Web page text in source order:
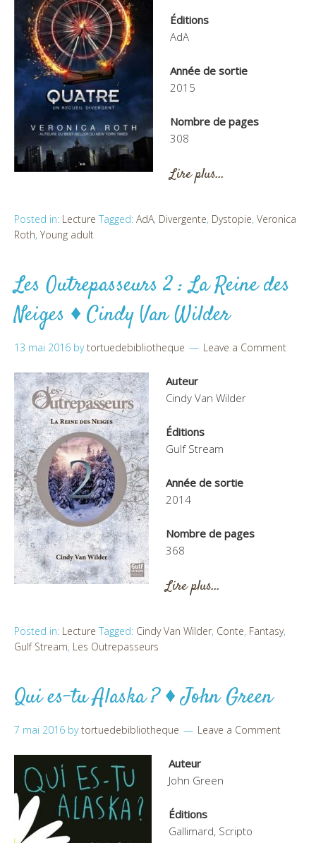
Éditions
AdA
Année de sortie
2015
Nombre de pages
308
Lire plus…
Posted in: Lecture Tagged: AdA, Divergente, Dystopie, Veronica
Roth, Young adult
Les Outrepasseurs 2 : La Reine des
Neiges ♦ Cindy Van Wilder
13 mai 2016 bytortuedebibliotheque Leave a Comment
Auteur
Cindy Van Wilder
Éditions
Gulf Stream
Année de sortie
2014
Nombre de pages
368
Lire plus…
Posted in: Lecture Tagged: Cindy Van Wilder, Conte, Fantasy,
Gulf Stream, Les Outrepasseurs
Qui es-tu Alaska ? ♦ John Green
7 mai 2016 bytortuedebibliotheque Leave a Comment
Auteur
John Green
Éditions
Gallimard, Scripto